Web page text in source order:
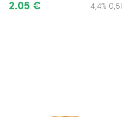
2.05 € 4,4% 0,5l